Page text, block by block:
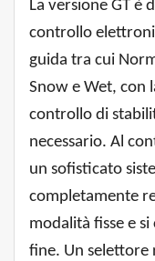
La versione GT è
controllo
guida tra cui
Snow e Wet, con
controllo di
necessario. Al
un sofisticato
completamente
modalità fisse e
fine. Un selettore